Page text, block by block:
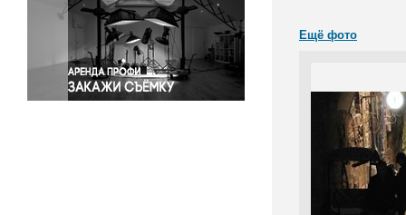
Спорт
Экология
Экономика и бизнес
Ещё фото